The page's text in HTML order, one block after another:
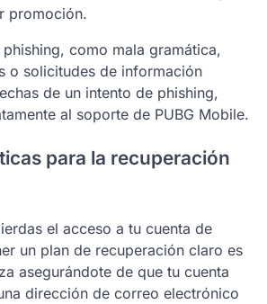
promoción.
phishing, como mala gramática,
o solicitudes de información
de un intento de phishing,
al soporte de PUBG Mobile.
para la recuperación
el acceso a tu cuenta de
un plan de recuperación claro es
asegurándote de que tu cuenta
dirección de correo electrónico